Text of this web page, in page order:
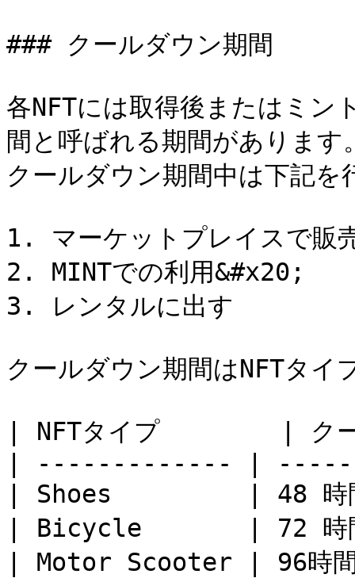
### クールダウン期間
各NFTには取得後またはミン
間と呼ばれる期間がありま
クールダウン期間中は下記
1. マーケットプレイスで販
2. MINTでの利用&#x20;
3. レンタルに出す
クールダウン期間はNFTタ
| NFTタイプ        | クー
| ------------- |
| Shoes         | 48
| Bicycle       | 72
| Motor Scooter | 96